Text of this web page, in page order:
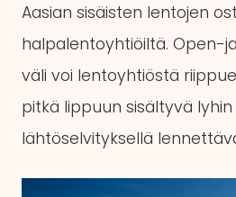
Aasian sisäisten lentojen
halpalentoyhtiöiltä. Open-
väli voi lentoyhtiöstä
pitkä lippuun sisältyvä
lähtöselvityksellä